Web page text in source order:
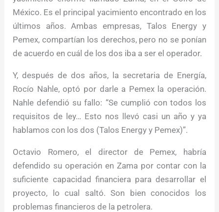
México. Es el principal yacimiento encontrado en los
últimos años. Ambas empresas, Talos Energy y
Pemex, compartían los derechos, pero no se ponían
de acuerdo en cuál de los dos iba a ser el operador.
Y, después de dos años, la secretaria de Energía,
Rocío Nahle, optó por darle a Pemex la operación.
Nahle defendió su fallo: “Se cumplió con todos los
requisitos de ley… Esto nos llevó casi un año y ya
hablamos con los dos (Talos Energy y Pemex)”.
Octavio Romero, el director de Pemex, habría
defendido su operación en Zama por contar con la
suficiente capacidad financiera para desarrollar el
proyecto, lo cual saltó. Son bien conocidos los
problemas financieros de la petrolera.